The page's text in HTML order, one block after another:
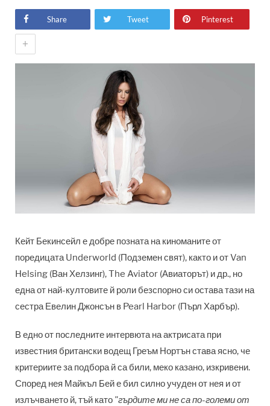
Share Tweet Pinterest
+
Кейт Бекинсейл е добре позната на киноманите от
поредицата Underworld (Подземен свят), както и от Van
Helsing (Ван Хелзинг), The Aviator (Авиаторът) и др., но
една от най-култовите й роли безспорно си остава тази на
сестра Евелин Джонсън в Pearl Harbor (Пърл Харбър).
В едно от последните интервюта на актрисата при
известния британски водещ Греъм Нортън става ясно, че
критериите за подбора й са били, меко казано, изкривени.
Според нея Майкъл Бей е бил силно учуден от нея и от
излъчването й, тъй като "гърдите ми не са по-големи от